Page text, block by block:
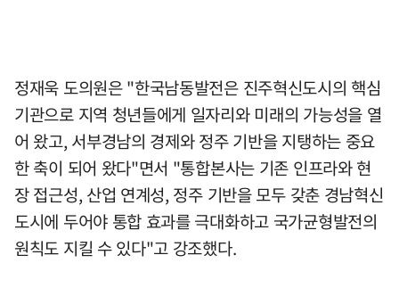
정재욱 도의원은 "한국남동발전은 진주혁신도시의 핵심
기관으로 지역 청년들에게 일자리와 미래의 가능성을 열
어 왔고, 서부경남의 경제와 정주 기반을 지탱하는 중요
한 축이 되어 왔다"면서 "통합본사는 기존 인프라와 현
장 접근성, 산업 연계성, 정주 기반을 모두 갖춘 경남혁신
도시에 두어야 통합 효과를 극대화하고 국가균형발전의
원칙도 지킬 수 있다"고 강조했다.